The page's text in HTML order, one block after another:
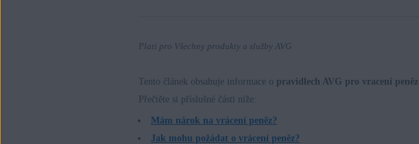
Platí pro Všechny produkty a služby AVG
Produkty:
Tento článek obsahuje informace o pravidlech AVG pro vracení peněz
Přečtěte si příslušné části níže:
Mám nárok na vrácení peněz?
Jak mohu požádat o vrácení peněz?